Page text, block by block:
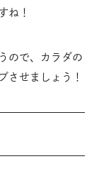
ね！
ので、カラダの
させましょう！